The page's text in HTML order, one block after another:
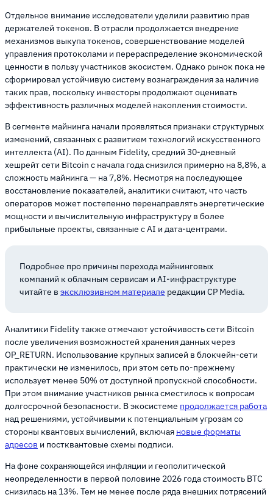
Отдельное внимание исследователи уделили развитию прав
держателей токенов. В отрасли продолжается внедрение
механизмов выкупа токенов, совершенствование моделей
управления протоколами и перераспределение экономической
ценности в пользу участников экосистем. Однако рынок пока не
сформировал устойчивую систему вознаграждения за наличие
таких прав, поскольку инвесторы продолжают оценивать
эффективность различных моделей накопления стоимости.
В сегменте майнинга начали проявляться признаки структурных
изменений, связанных с развитием технологий искусственного
интеллекта (AI). По данным Fidelity, средний 30-дневный
хешрейт сети Bitcoin с начала года снизился примерно на 8,8%, а
сложность майнинга — на 7,8%. Несмотря на последующее
восстановление показателей, аналитики считают, что часть
операторов может постепенно перенаправлять энергетические
мощности и вычислительную инфраструктуру в более
прибыльные проекты, связанные с AI и дата-центрами.
Подробнее про причины перехода майнинговых
компаний к облачным сервисам и AI-инфраструктуре
читайте в эксклюзивном материале редакции CP Media.
Аналитики Fidelity также отмечают устойчивость сети Bitcoin
после увеличения возможностей хранения данных через
OP_RETURN. Использование крупных записей в блокчейн-сети
практически не изменилось, при этом сеть по-прежнему
использует менее 50% от доступной пропускной способности.
При этом внимание участников рынка сместилось к вопросам
долгосрочной безопасности. В экосистеме продолжается работа
над решениями, устойчивыми к потенциальным угрозам со
стороны квантовых вычислений, включая новые форматы
адресов и постквантовые схемы подписи.
На фоне сохраняющейся инфляции и геополитической
неопределенности в первой половине 2026 года стоимость BTC
снизилась на 13%. Тем не менее после ряда внешних потрясений